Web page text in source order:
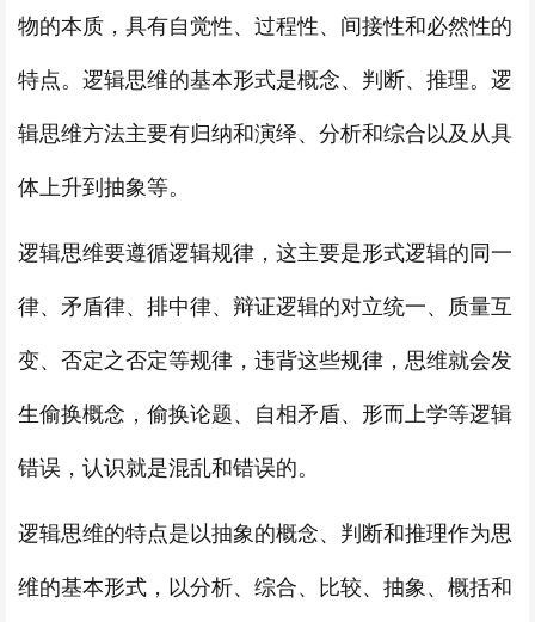
物的本质，具有自觉性、过程性、间接性和必然性的
特点。逻辑思维的基本形式是概念、判断、推理。逻
辑思维方法主要有归纳和演绎、分析和综合以及从具
体上升到抽象等。
逻辑思维要遵循逻辑规律，这主要是形式逻辑的同一
律、矛盾律、排中律、辩证逻辑的对立统一、质量互
变、否定之否定等规律，违背这些规律，思维就会发
生偷换概念，偷换论题、自相矛盾、形而上学等逻辑
错误，认识就是混乱和错误的。
逻辑思维的特点是以抽象的概念、判断和推理作为思
维的基本形式，以分析、综合、比较、抽象、概括和